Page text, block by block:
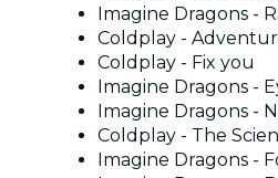
Imagine Dragons -
Coldplay -
Coldplay - Fix you
Imagine Dragons -
Imagine Dragons -
Coldplay - The
Imagine Dragons -